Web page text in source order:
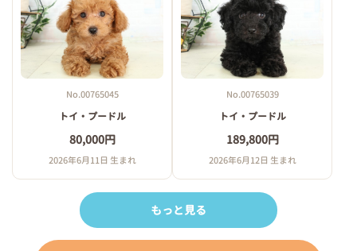
No.00765045
トイ・プードル
80,000円
2026年6月11日 生まれ
No.00765039
トイ・プードル
189,800円
2026年6月12日 生まれ
もっと見る